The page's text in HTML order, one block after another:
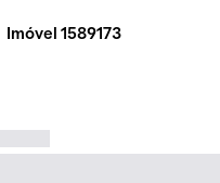
Imóvel 1589173